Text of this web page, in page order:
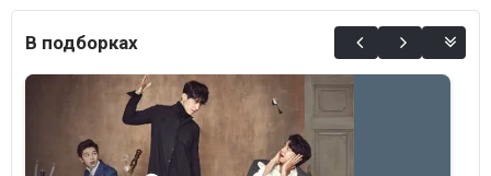
0%
В подборках